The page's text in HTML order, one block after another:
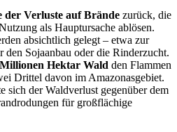
der Verluste auf Brände zurück, die
als Hauptursache ablösen.
absichtlich gelegt – etwa zur
den Sojaanbau oder die Rinderzucht.
Hektar Wald den Flammen
Drittel davon im Amazonasgebiet.
der Waldverlust gegenüber dem
für großflächige